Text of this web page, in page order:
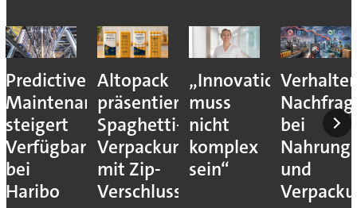
Predictive
Maintenance
steigert
Verfügbarkeit
bei
Haribo
Altopack
präsentiert
Spaghetti-
Verpackung
mit Zip-
Verschluss
„Innovation
muss
nicht
komplex
sein“
bei
und